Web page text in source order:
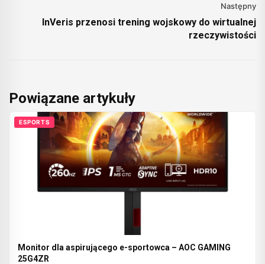
Następny
InVeris przenosi trening wojskowy do wirtualnej
rzeczywistości
Powiązane artykuły
ESPORTS
Monitor dla aspirującego e-sportowca – AOC GAMING
25G4ZR